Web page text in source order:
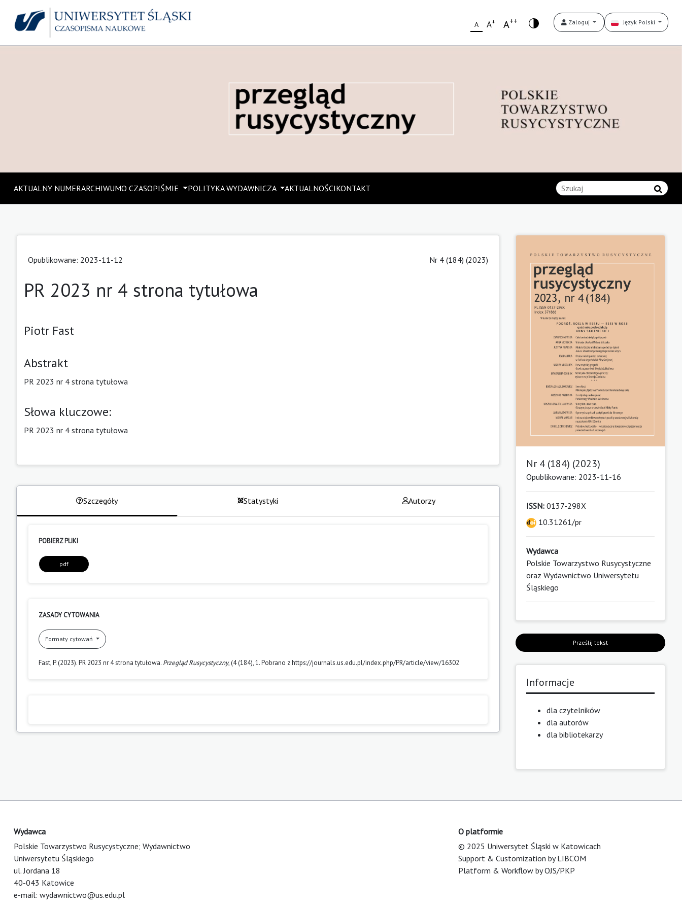
A A+ A++ Zaloguj Język Polski
AKTUALNY NUMERARCHIWUMO CZASOPIŚMIE POLITYKA WYDAWNICZA AKTUALNOŚCIKONTAKT
Opublikowane: 2023-11-12 Nr 4 (184) (2023)
PR 2023 nr 4 strona tytułowa
Piotr Fast
Abstrakt
PR 2023 nr 4 strona tytułowa
Słowa kluczowe:
PR 2023 nr 4 strona tytułowa
Szczegóły Statystyki Autorzy
POBIERZ PLIKI
pdf
ZASADY CYTOWANIA
Formaty cytowań
Fast, P. (2023). PR 2023 nr 4 strona tytułowa. Przegląd Rusycystyczny, (4 (184), 1. Pobrano z https://journals.us.edu.pl/index.php/PR/article/view/16302
Nr 4 (184) (2023)
Opublikowane: 2023-11-16
ISSN:0137-298X
10.31261/pr
Wydawca
Polskie Towarzystwo Rusycystyczne
oraz Wydawnictwo Uniwersytetu
Śląskiego
Prześlij tekst
Informacje
dla czytelników
dla autorów
dla bibliotekarzy
Wydawca
Polskie Towarzystwo Rusycystyczne; Wydawnictwo
Uniwersytetu Śląskiego
ul. Jordana 18
40-043 Katowice
e-mail: wydawnictwo@us.edu.pl
O platformie
© 2025 Uniwersytet Śląski w Katowicach
Support & Customization by LIBCOM
Platform & Workflow by OJS/PKP